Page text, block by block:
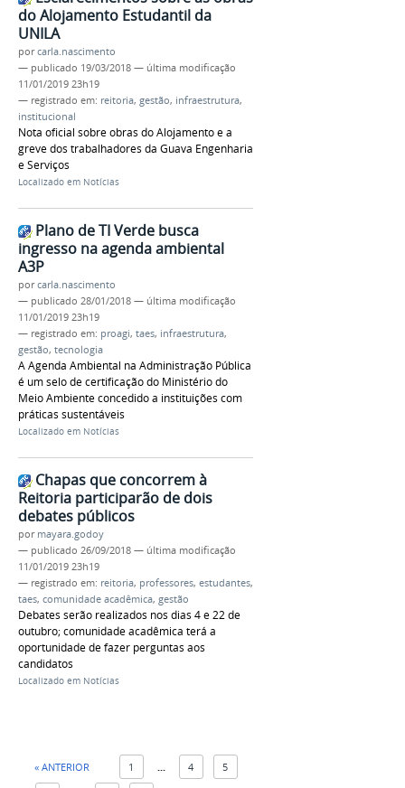
do Alojamento Estudantil da
UNILA
porcarla.nascimento
— publicado 19/03/2018 — última modificação
11/01/2019 23h19
— registrado em: reitoria, gestão, infraestrutura,
institucional
Nota oficial sobre obras do Alojamento e a
greve dos trabalhadores da Guava Engenharia
e Serviços
Localizado em Notícias
Plano de TI Verde busca
ingresso na agenda ambiental
A3P
porcarla.nascimento
— publicado 28/01/2018 — última modificação
11/01/2019 23h19
— registrado em: proagi, taes, infraestrutura,
gestão, tecnologia
A Agenda Ambiental na Administração Pública
é um selo de certificação do Ministério do
Meio Ambiente concedido a instituições com
práticas sustentáveis
Localizado em Notícias
Chapas que concorrem à
Reitoria participarão de dois
debates públicos
por mayara.godoy
— publicado 26/09/2018 — última modificação
11/01/2019 23h19
— registrado em: reitoria, professores, estudantes,
taes, comunidade acadêmica, gestão
Debates serão realizados nos dias 4 e 22 de
outubro; comunidade acadêmica terá a
oportunidade de fazer perguntas aos
candidatos
Localizado em Notícias
« ANTERIOR 1 4 5